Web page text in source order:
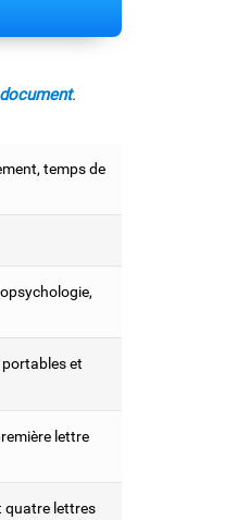
document.
temps de
et
lettre
quatre lettres